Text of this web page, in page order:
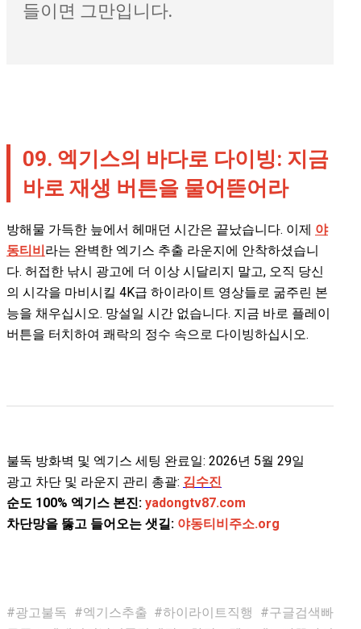
들이면 그만입니다.
09. 엑기스의 바다로 다이빙: 지금
바로 재생 버튼을 물어뜯어라
방해물 가득한 늪에서 헤매던 시간은 끝났습니다. 이제 야
동티비 라는 완벽한 엑기스 추출 라운지에 안착하셨습니
다. 허접한 낚시 광고에 더 이상 시달리지 말고, 오직 당신
의 시각을 마비시킬 4K급 하이라이트 영상들로 굶주린 본
능을 채우십시오. 망설일 시간 없습니다. 지금 바로 플레이
버튼을 터치하여 쾌락의 정수 속으로 다이빙하십시오.
불독 방화벽 및 엑기스 세팅 완료일: 2026년 5월 29일
광고 차단 및 라운지 관리 총괄: 김수진
순도 100% 엑기스 본진: yadongtv87.com
차단망을 뚫고 들어오는 샛길: 야동티비주소.org
#광고불독 #엑기스추출 #하이라이트직행 #구글검색빠